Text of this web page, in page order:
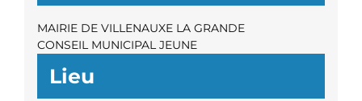
Lieu
MAIRIE DE VILLENAUXE LA GRANDE
CONSEIL MUNICIPAL JEUNE